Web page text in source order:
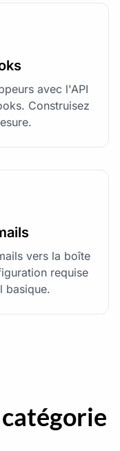
avec l'API
Construisez
vers la boîte
requise
basique.